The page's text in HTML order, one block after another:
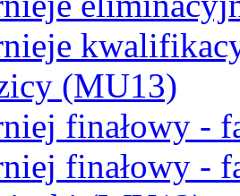
(MU13)
finałowy -
finałowy -